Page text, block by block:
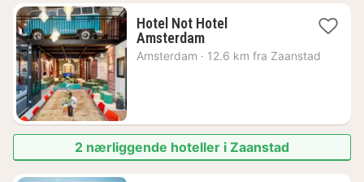
Hotel Not Hotel
Amsterdam1
natt
Amsterdam · 12.6 km fra Zaanstad
2 nærliggende hoteller i Zaanstad